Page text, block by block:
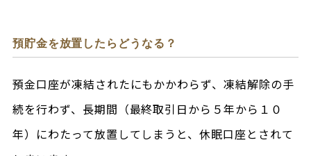
預貯金を放置したらどうなる？
預金口座が凍結されたにもかかわらず、凍結解除の手
続を行わず、長期間（最終取引日から５年から１０
年）にわたって放置してしまうと、休眠口座とされて